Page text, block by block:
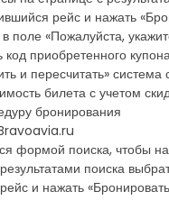
рейс и нажать
поле «Пожалуйста,
код приобретенного
и пересчитать» система
билета с учетом
бронирования
формой поиска, чтобы
поиска
и нажать